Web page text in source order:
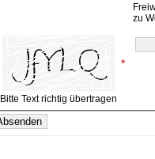
zu
Bitte Text richtig übertragen
*